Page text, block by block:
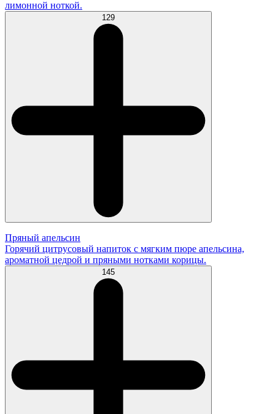
лимонной ноткой.
129
Пряный апельсин
Горячий цитрусовый напиток с мягким пюре апельсина,
ароматной цедрой и пряными нотками корицы.
145